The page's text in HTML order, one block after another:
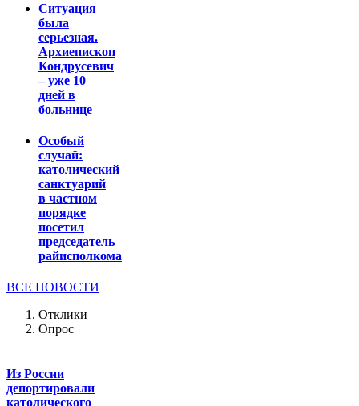
Ситуация
была
серьезная.
Архиепископ
Кондрусевич
– уже 10
дней в
больнице
Особый
случай:
католический
санктуарий
в частном
порядке
посетил
председатель
райисполкома
ВСЕ НОВОСТИ
Отклики
Опрос
Из России
депортировали
католического